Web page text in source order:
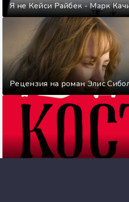
Я не Кейси Райбек - Марк
Рецензия на роман Элис
Кости: внутри и снаружи -